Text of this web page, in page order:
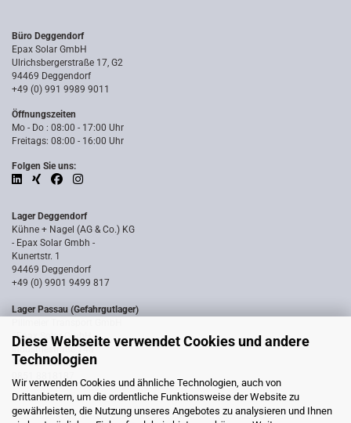
Diese Webseite verwendet Cookies und andere
Technologien
Wir verwenden Cookies und ähnliche Technologien, auch von
Drittanbietern, um die ordentliche Funktionsweise der Website zu
gewährleisten, die Nutzung unseres Angebotes zu analysieren und Ihnen
Büro Deggendorf
Epax Solar GmbH
Ulrichsbergerstraße 17, G2
94469 Deggendorf
+49 (0) 991 9989 9011
Öffnungszeiten
Mo - Do : 08:00 - 17:00 Uhr
Freitags: 08:00 - 16:00 Uhr
Folgen Sie uns:
Lager Deggendorf
Kühne + Nagel (AG & Co.) KG
- Epax Solar Gmbh -
Kunertstr. 1
94469 Deggendorf
+49 (0) 9901 9499 817
Lager Passau (Gefahrgutlager)
- Epax Solar GmbH -
Industriestraße 14a
94036 Passau
0851 8818187